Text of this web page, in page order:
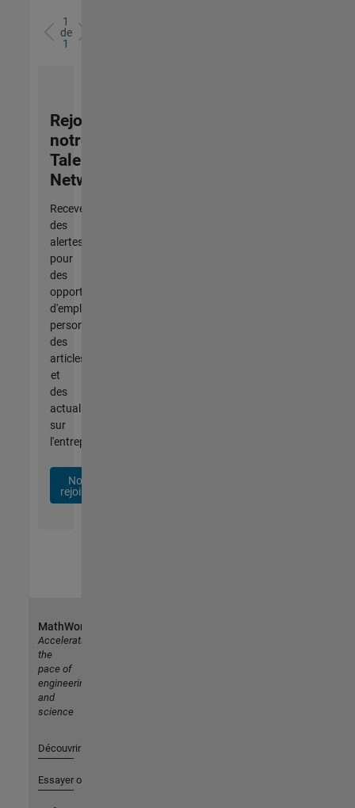
1
de
1
Rejoignez
notre
Talent
Network
Recevez
des
alertes
pour
des
opportunités
d'emploi
personnalisées,
des
articles
et
des
actualités
sur
l'entreprise.
Nous
rejoindre
MathWorks
Accelerating
the
pace of
engineering
and
science
Découvrir les produits
Essayer ou acheter